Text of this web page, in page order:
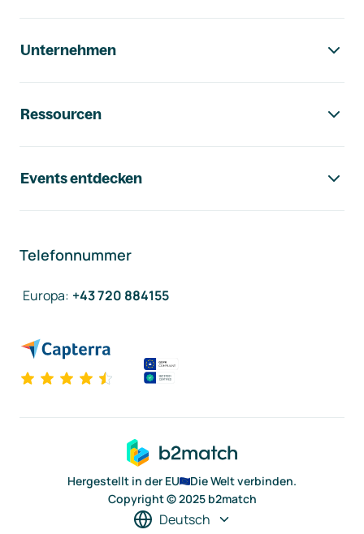
Unternehmen
Ressourcen
Events entdecken
Telefonnummer
Europa: +43 720 884155
Hergestellt in der EU
Die Welt verbinden.
Copyright © 2025 b2match
Deutsch